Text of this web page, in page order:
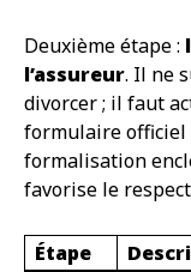
Deuxième étape :
l’assureur. Il ne
divorcer ; il faut
formulaire officiel
formalisation
favorise le
Étape